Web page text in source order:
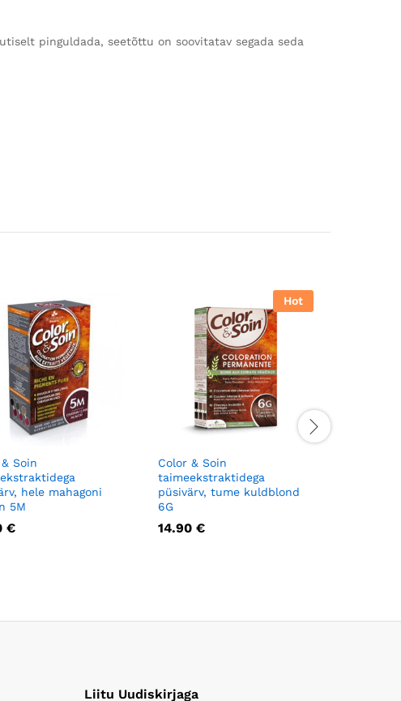
pinguldada, seetõttu on soovitatav segada seda
Soin
hele mahagoni
5M
€
Hot
Color & Soin
taimeekstraktidega
püsivärv, tume kuldblond
6G
14.90 €
Liitu Uudiskirjaga